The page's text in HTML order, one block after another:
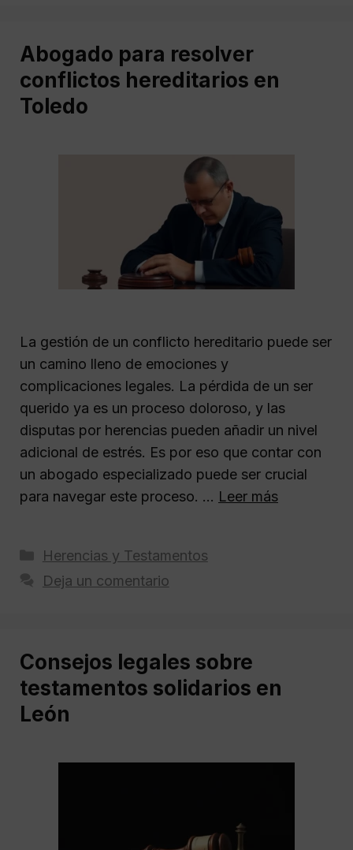
Abogado para resolver
conflictos hereditarios en
Toledo
La gestión de un conflicto hereditario puede ser
un camino lleno de emociones y
complicaciones legales. La pérdida de un ser
querido ya es un proceso doloroso, y las
disputas por herencias pueden añadir un nivel
adicional de estrés. Es por eso que contar con
un abogado especializado puede ser crucial
para navegar este proceso. … Leer más
Categorías
Herencias y Testamentos
Deja un comentario
Consejos legales sobre
testamentos solidarios en
León